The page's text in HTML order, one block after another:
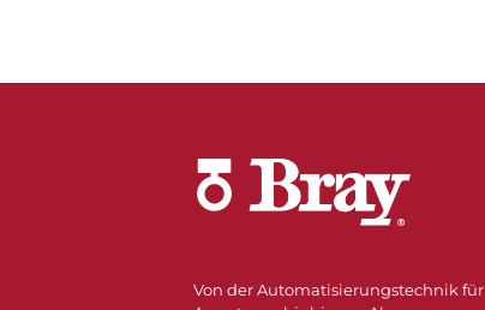
Von der Automatisierungstechnik für